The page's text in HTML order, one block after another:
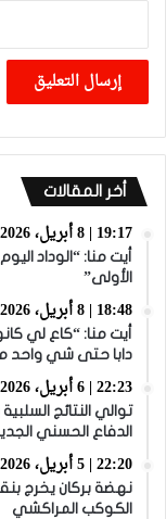
أخر المقالات
19:17 | 8 أبريل، 2026
الأولى”
18:48 | 8 أبريل، 2026
أيت منا: “كاع لي
دابا حتى شي واحد
22:23 | 6 أبريل، 2026
توالي النتائج
الدفاع الحسني
22:20 | 5 أبريل، 2026
نهضة بركان يخرج
الكوكب المراكشي